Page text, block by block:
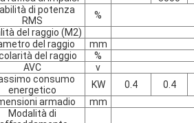
di potenza
RMS
%
del raggio (M2)
del raggio mm
del raggio %
AVC v
consumo
energetico
KW 0.4 0.4
armadio mm
Modalità di